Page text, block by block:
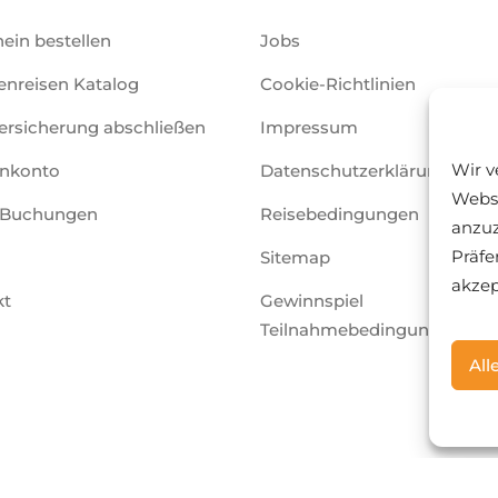
Wir
bestellen
Katalog
abschließen
Jobs
Cookie-Richtlinien
Impressum
Datenschutzerklärung
Reisebedingungen
Sitemap
Gewinnspiel
Teilnahmebedingungen